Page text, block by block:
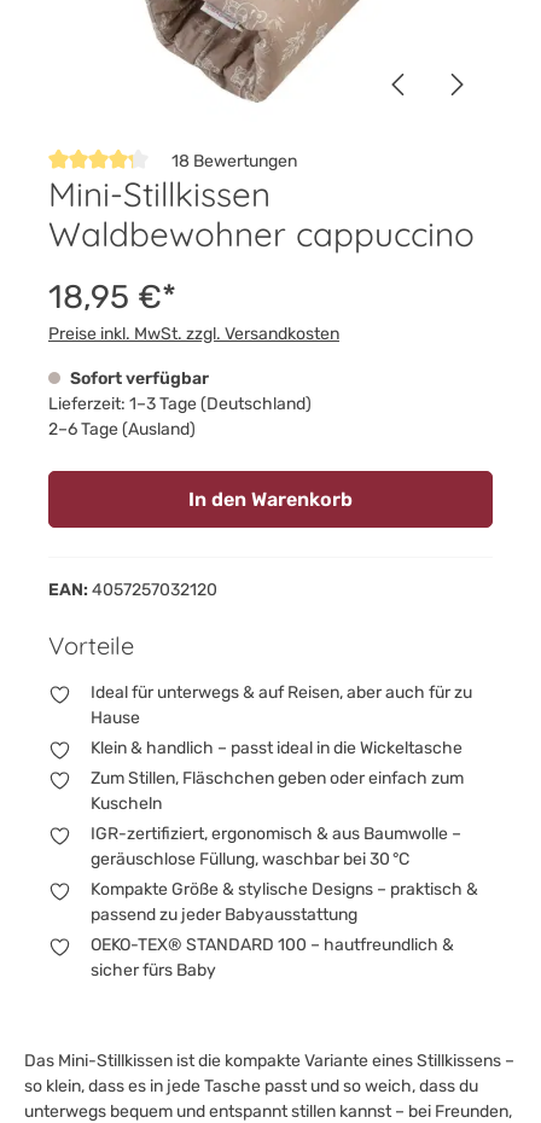
Durchschnittliche Bewertung von 4.2 von 5 Sternen
18 Bewertungen
Mini-Stillkissen
Waldbewohner cappuccino
18,95 €*
Preise inkl. MwSt. zzgl. Versandkosten
Sofort verfügbar
Lieferzeit: 1–3 Tage (Deutschland)
2–6 Tage (Ausland)
In den Warenkorb
EAN: 4057257032120
Vorteile
Ideal für unterwegs & auf Reisen, aber auch für zu
Hause
Klein & handlich – passt ideal in die Wickeltasche
Zum Stillen, Fläschchen geben oder einfach zum
Kuscheln
IGR-zertifiziert, ergonomisch & aus Baumwolle –
geräuschlose Füllung, waschbar bei 30 °C
Kompakte Größe & stylische Designs – praktisch &
passend zu jeder Babyausstattung
OEKO-TEX® STANDARD 100 – hautfreundlich &
sicher fürs Baby
Das Mini-Stillkissen ist die kompakte Variante eines Stillkissens –
so klein, dass es in jede Tasche passt und so weich, dass du
unterwegs bequem und entspannt stillen kannst – bei Freunden,